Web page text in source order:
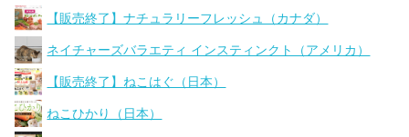
【販売終了】ナチュラリーフレッシュ（カナダ）
ネイチャーズバラエティ インスティンクト（アメリカ）
【販売終了】ねこはぐ（日本）
ねこひかり（日本）